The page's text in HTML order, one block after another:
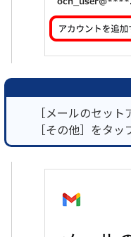
［メールのセッ
［その他］をタッ